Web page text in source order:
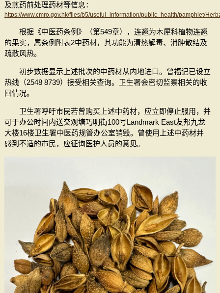
及煎药前处理药材等信息：
https://www.cmro.gov.hk/files/b5/useful_information/public_health/pamphlet/
根据《中医药条例》（第549章），连翘为木犀科植物连翘
的果实，属条例附表2中药材，其功能为清热解毒、消肿散结及
疏散风热。
初步数据显示上述批次的中药材从内地进口。曾福记已设立
热线（2548 8739）接受相关查询。卫生署会密切监察相关的收
回情况。
卫生署呼吁市民若曾购买上述中药材，应立即停止服用，并
可于办公时间内送交观塘巧明街100号Landmark East友邦九龙
大楼16楼卫生署中医药规管办公室销毁。曾使用上述中药材并
感到不适的市民，应征询医护人员的意见。